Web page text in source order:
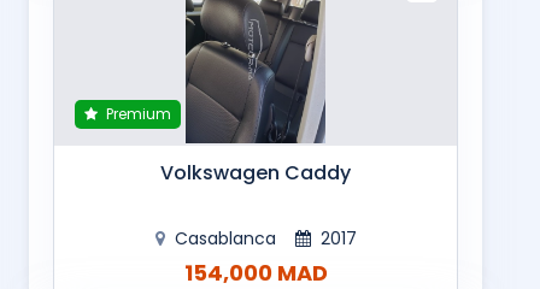
Premium
Volkswagen Caddy
Casablanca 2017
154,000 MAD